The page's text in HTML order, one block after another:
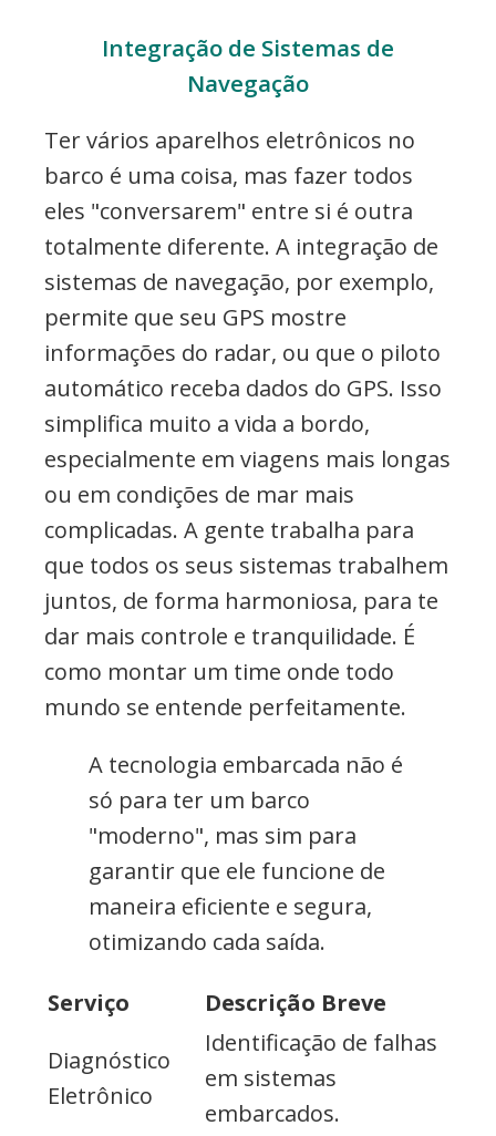
Integração de Sistemas de
Navegação
Ter vários aparelhos eletrônicos no
barco é uma coisa, mas fazer todos
eles "conversarem" entre si é outra
totalmente diferente. A integração de
sistemas de navegação, por exemplo,
permite que seu GPS mostre
informações do radar, ou que o piloto
automático receba dados do GPS. Isso
simplifica muito a vida a bordo,
especialmente em viagens mais longas
ou em condições de mar mais
complicadas. A gente trabalha para
que todos os seus sistemas trabalhem
juntos, de forma harmoniosa, para te
dar mais controle e tranquilidade. É
como montar um time onde todo
mundo se entende perfeitamente.
A tecnologia embarcada não é
só para ter um barco
"moderno", mas sim para
garantir que ele funcione de
maneira eficiente e segura,
otimizando cada saída.
Serviço
Descrição Breve
Diagnóstico
Eletrônico
Identificação de falhas
em sistemas
embarcados.